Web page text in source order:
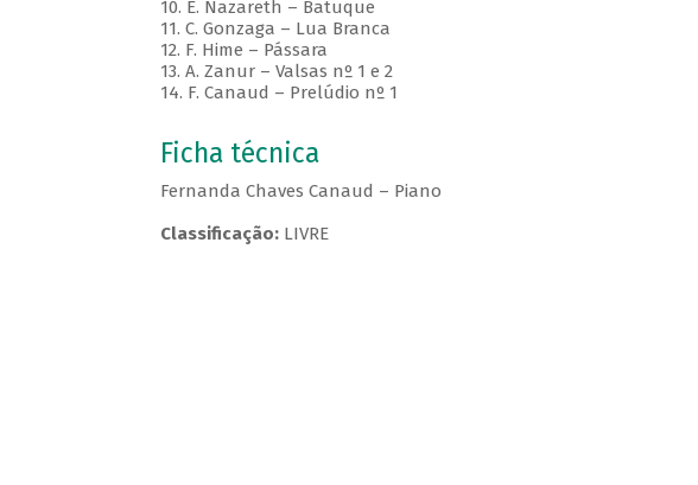
10. E. Nazareth – Batuque
11. C. Gonzaga – Lua Branca
12. F. Hime – Pássara
13. A. Zanur – Valsas nº 1 e 2
14. F. Canaud – Prelúdio nº 1
Ficha técnica
Fernanda Chaves Canaud – Piano
Classificação:LIVRE